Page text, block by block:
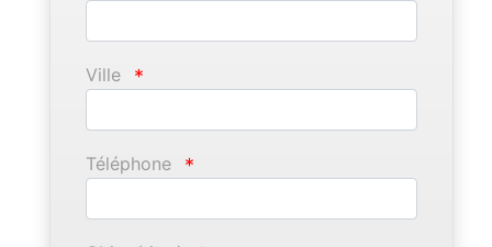
Ville *
Téléphone *